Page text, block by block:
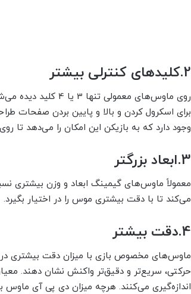
2. کلیدهای کنترلی بیشتر
روی ماوس‌های
برای اسکرول کردن و بالا و پایین بردن صفحات
وجود دارد که به بازیکن این امکان را می‌دهد تا
3. ابعاد بزرگتر
معمولاً ماوس‌های گیمینگ ابعاد و وزن بیشتری
می‌کند تا با دقت بیشتری موس را در اختیار بگیرد.
4. دقت بیشتر
ماوس‌های مخصوص بازی با میزان دقت بیشتری
اندازه‌گیری می‌کنند. هرچه میزان دی پی آی ماوس